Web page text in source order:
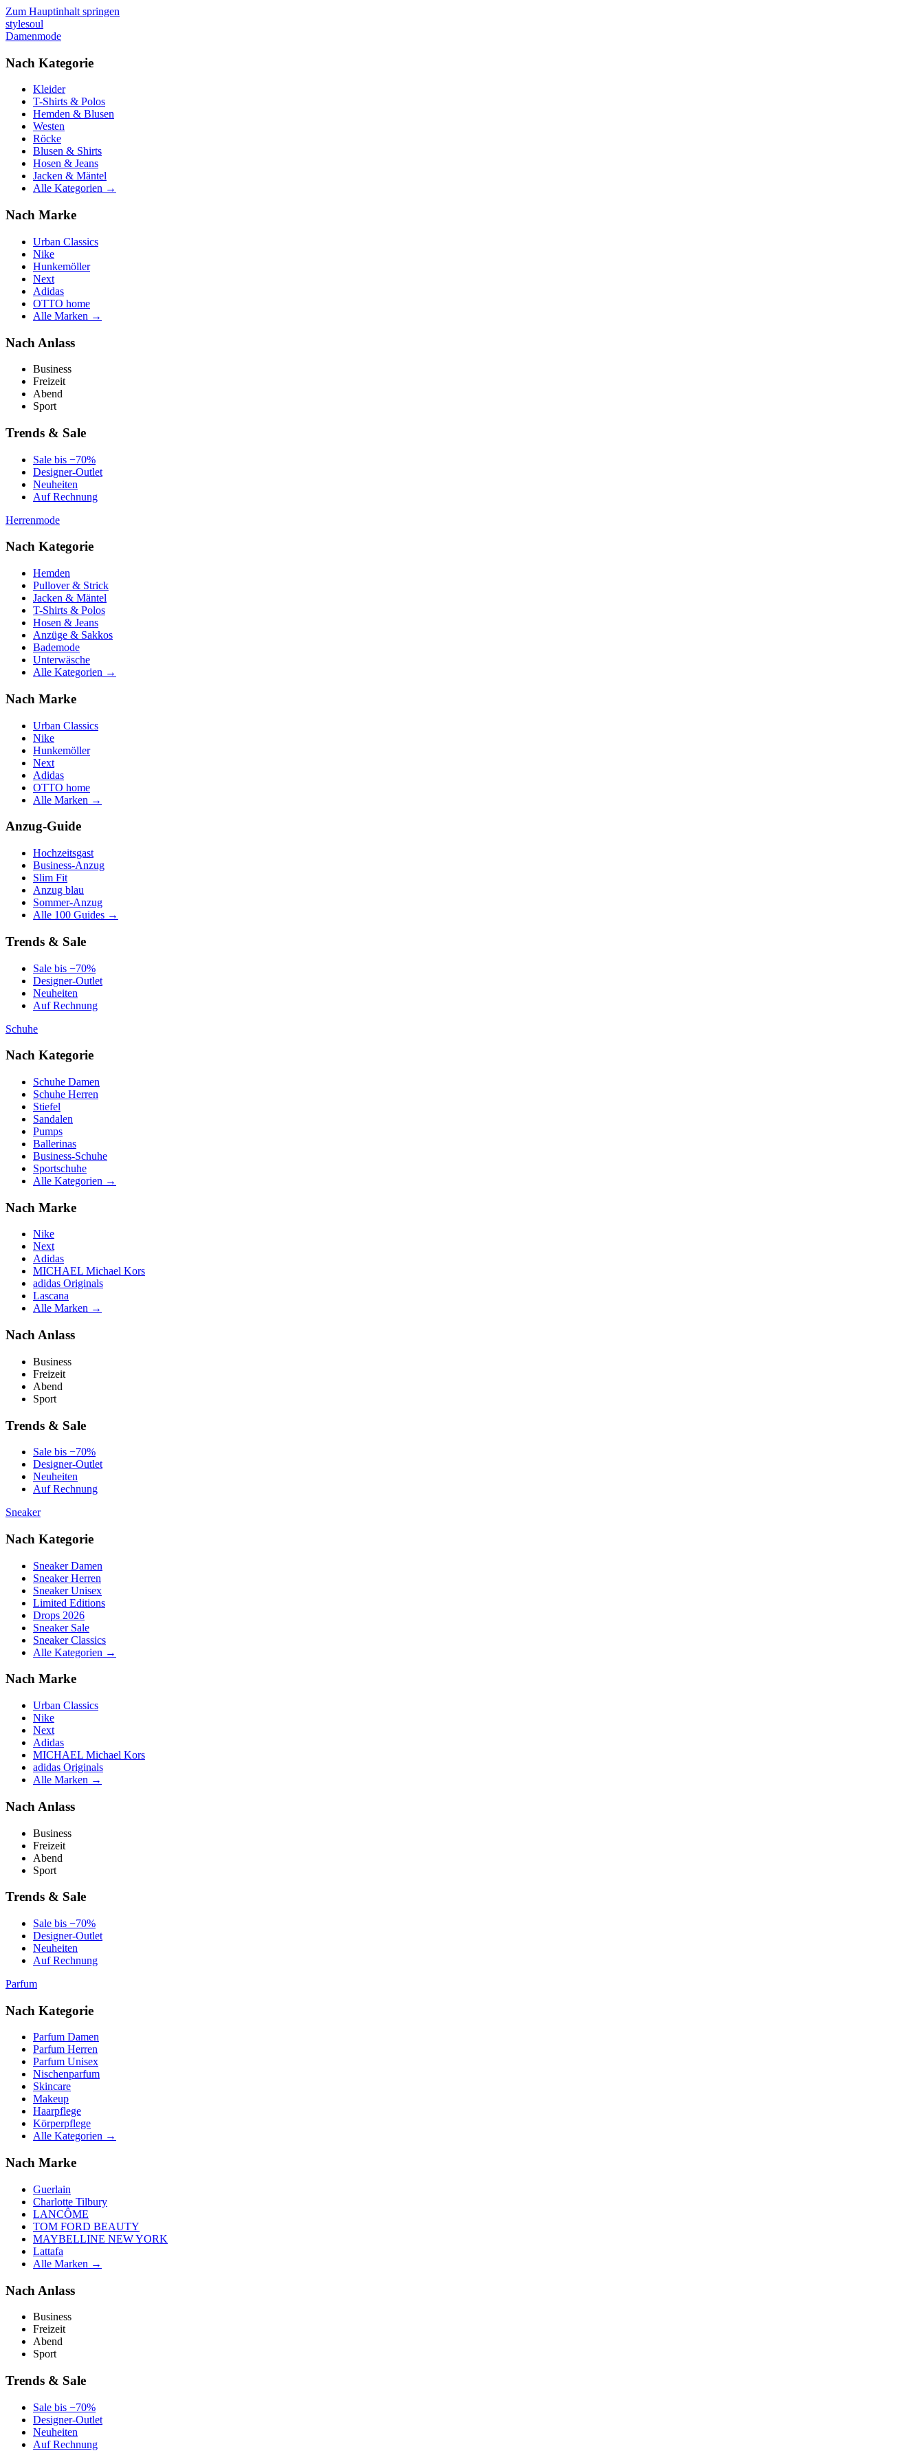
Zum Hauptinhalt springen
stylesoul
Damenmode
Nach Kategorie
Kleider
T-Shirts & Polos
Hemden & Blusen
Westen
Röcke
Blusen & Shirts
Hosen & Jeans
Jacken & Mäntel
Alle Kategorien →
Nach Marke
Urban Classics
Nike
Hunkemöller
Next
Adidas
OTTO home
Alle Marken →
Nach Anlass
Business
Freizeit
Abend
Sport
Trends & Sale
Sale bis −70%
Designer-Outlet
Neuheiten
Auf Rechnung
Herrenmode
Nach Kategorie
Hemden
Pullover & Strick
Jacken & Mäntel
T-Shirts & Polos
Hosen & Jeans
Anzüge & Sakkos
Bademode
Unterwäsche
Alle Kategorien →
Nach Marke
Urban Classics
Nike
Hunkemöller
Next
Adidas
OTTO home
Alle Marken →
Anzug-Guide
Hochzeitsgast
Business-Anzug
Slim Fit
Anzug blau
Sommer-Anzug
Alle 100 Guides →
Trends & Sale
Sale bis −70%
Designer-Outlet
Neuheiten
Auf Rechnung
Schuhe
Nach Kategorie
Schuhe Damen
Schuhe Herren
Stiefel
Sandalen
Pumps
Ballerinas
Business-Schuhe
Sportschuhe
Alle Kategorien →
Nach Marke
Nike
Next
Adidas
MICHAEL Michael Kors
adidas Originals
Lascana
Alle Marken →
Nach Anlass
Business
Freizeit
Abend
Sport
Trends & Sale
Sale bis −70%
Designer-Outlet
Neuheiten
Auf Rechnung
Sneaker
Nach Kategorie
Sneaker Damen
Sneaker Herren
Sneaker Unisex
Limited Editions
Drops 2026
Sneaker Sale
Sneaker Classics
Alle Kategorien →
Nach Marke
Urban Classics
Nike
Next
Adidas
MICHAEL Michael Kors
adidas Originals
Alle Marken →
Nach Anlass
Business
Freizeit
Abend
Sport
Trends & Sale
Sale bis −70%
Designer-Outlet
Neuheiten
Auf Rechnung
Parfum
Nach Kategorie
Parfum Damen
Parfum Herren
Parfum Unisex
Nischenparfum
Skincare
Makeup
Haarpflege
Körperpflege
Alle Kategorien →
Nach Marke
Guerlain
Charlotte Tilbury
LANCÔME
TOM FORD BEAUTY
MAYBELLINE NEW YORK
Lattafa
Alle Marken →
Nach Anlass
Business
Freizeit
Abend
Sport
Trends & Sale
Sale bis −70%
Designer-Outlet
Neuheiten
Auf Rechnung